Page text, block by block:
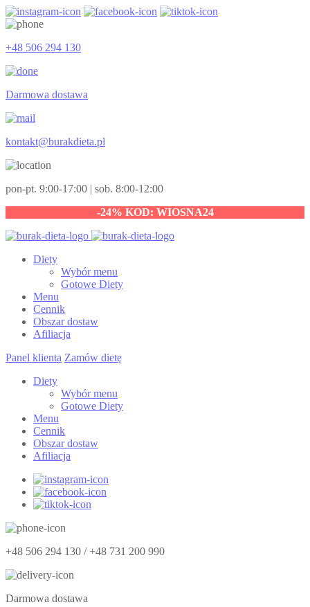
+48 506 294 130
Darmowa dostawa
kontakt@burakdieta.pl
pon-pt. 9:00-17:00 | sob. 8:00-12:00
-24% KOD: WIOSNA24
Diety
Wybór menu
Gotowe Diety
Menu
Cennik
Obszar dostaw
Afiliacja
Panel klienta Zamów dietę
Diety
Wybór menu
Gotowe Diety
Menu
Cennik
Obszar dostaw
Afiliacja
+48 506 294 130 / +48 731 200 990
Darmowa dostawa